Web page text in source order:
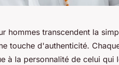
hommes transcendent la
touche d'authenticité.
à la personnalité de celui qui